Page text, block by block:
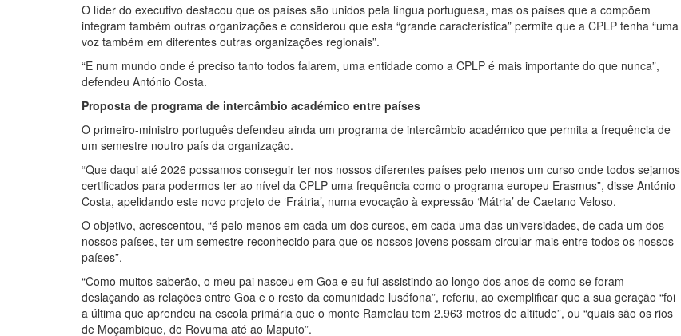
O líder do executivo destacou que os países são unidos pela língua portuguesa, mas os países que a compõem
integram também outras organizações e considerou que esta “grande característica” permite que a CPLP tenha “uma
voz também em diferentes outras organizações regionais”.
“E num mundo onde é preciso tanto todos falarem, uma entidade como a CPLP é mais importante do que nunca”,
defendeu António Costa.
Proposta de programa de intercâmbio académico entre países
O primeiro-ministro português defendeu ainda um programa de intercâmbio académico que permita a frequência de
um semestre noutro país da organização.
“Que daqui até 2026 possamos conseguir ter nos nossos diferentes países pelo menos um curso onde todos sejamos
certificados para podermos ter ao nível da CPLP uma frequência como o programa europeu Erasmus”, disse António
Costa, apelidando este novo projeto de ‘Frátria’, numa evocação à expressão ‘Mátria’ de Caetano Veloso.
O objetivo, acrescentou, “é pelo menos em cada um dos cursos, em cada uma das universidades, de cada um dos
nossos países, ter um semestre reconhecido para que os nossos jovens possam circular mais entre todos os nossos
países”.
“Como muitos saberão, o meu pai nasceu em Goa e eu fui assistindo ao longo dos anos de como se foram
deslaçando as relações entre Goa e o resto da comunidade lusófona”, referiu, ao exemplificar que a sua geração “foi
a última que aprendeu na escola primária que o monte Ramelau tem 2.963 metros de altitude”, ou “quais são os rios
de Moçambique, do Rovuma até ao Maputo”.